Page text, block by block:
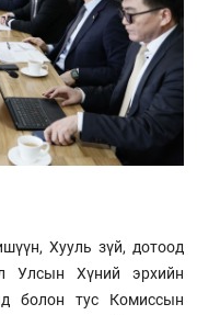
Хууль зүй, дотоод
Улсын Хүний эрхийн
болон тус Комиссын